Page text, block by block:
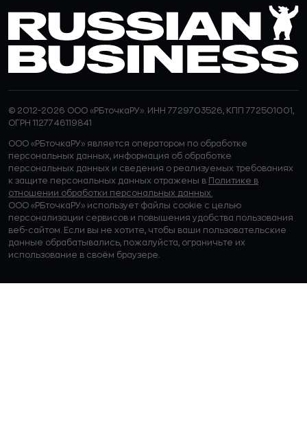
© 2012-2026 ООО «РБточкаРУ». ИНН 7729703526, КПП 772501001,
ОГРН 1127746119841
ООО «РБточкаРУ» является оператором по обработке
персональных данных, информация об обработке
персональных данных и сведения о реализуемых требованиях
к защите персональных данных отражены в
Политике в
отношении обработки персональных данных.
ООО «РБточкаРУ» использует файлы cookie с целью
персонализации сервисов и повышения удобства пользования
веб-сайтом. Если вы не хотите, чтобы ваши пользовательские
данные обрабатывались, пожалуйста, ограничьте их
использование в своём браузере.